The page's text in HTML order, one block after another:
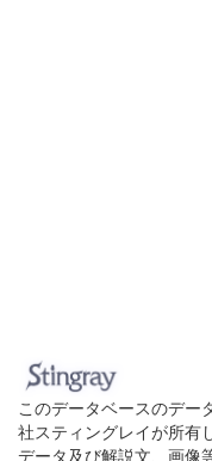
このデータベースのデー
社スティングレイが所有
データ及び解説文、画像